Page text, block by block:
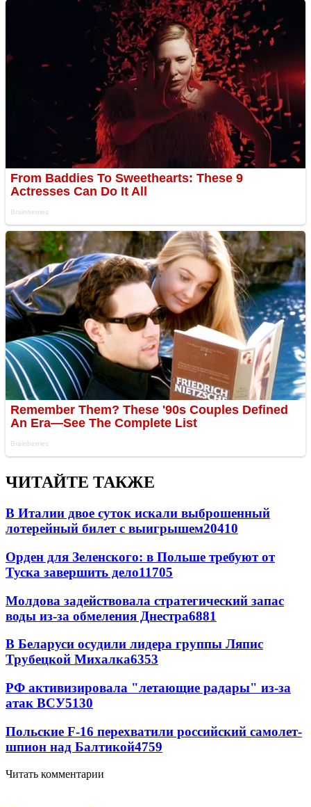
ЧИТАЙТЕ ТАКЖЕ
В Италии двое суток искали выброшенный
лотерейный билет с выигрышем20410
Орден для Зеленского: в Польше требуют от
Туска завершить дело11705
Молдова задействовала стратегический запас
воды из-за обмеления Днестра6881
В Беларуси осудили лидера группы Ляпис
Трубецкой Михалка6353
РФ активизировала "летающие радары" из-за
атак ВСУ5130
Польские F-16 перехватили российский самолет-
шпион над Балтикой4759
Читать комментарии